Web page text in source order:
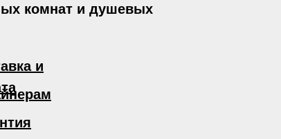
и
комнат и душевых